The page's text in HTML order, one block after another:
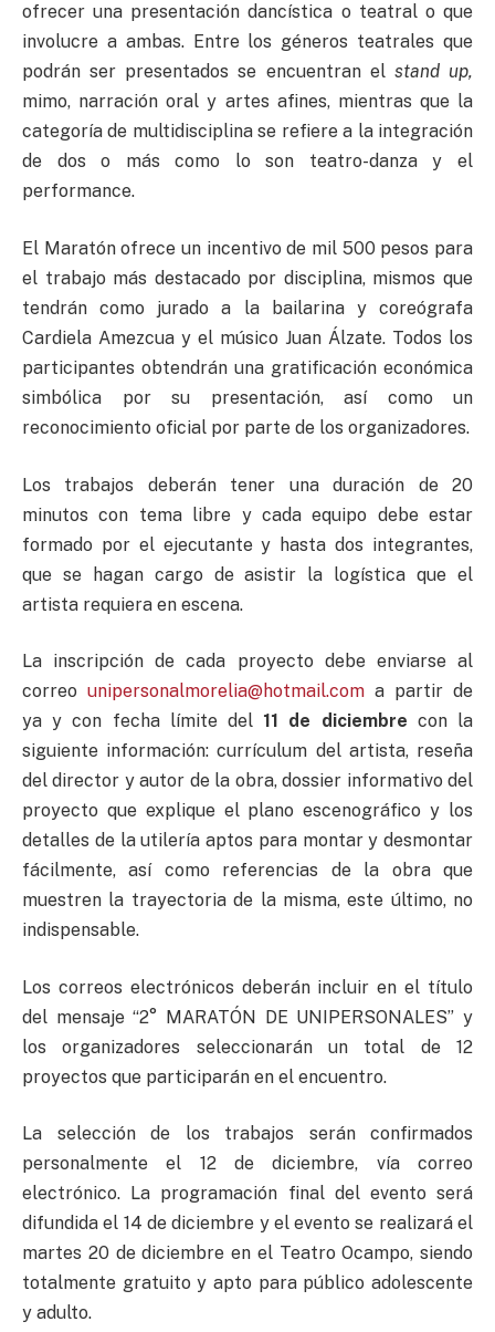
ofrecer una presentación dancística o teatral o que
involucre a ambas. Entre los géneros teatrales que
podrán ser presentados se encuentran el stand up,
mimo, narración oral y artes afines, mientras que la
categoría de multidisciplina se refiere a la integración
de dos o más como lo son teatro-danza y el
performance.
El Maratón ofrece un incentivo de mil 500 pesos para
el trabajo más destacado por disciplina, mismos que
tendrán como jurado a la bailarina y coreógrafa
Cardiela Amezcua y el músico Juan Álzate. Todos los
participantes obtendrán una gratificación económica
simbólica por su presentación, así como un
reconocimiento oficial por parte de los organizadores.
Los trabajos deberán tener una duración de 20
minutos con tema libre y cada equipo debe estar
formado por el ejecutante y hasta dos integrantes,
que se hagan cargo de asistir la logística que el
artista requiera en escena.
La inscripción de cada proyecto debe enviarse al
correo unipersonalmorelia@hotmail.com a partir de
ya y con fecha límite del 11 de diciembre con la
siguiente información: currículum del artista, reseña
del director y autor de la obra, dossier informativo del
proyecto que explique el plano escenográfico y los
detalles de la utilería aptos para montar y desmontar
fácilmente, así como referencias de la obra que
muestren la trayectoria de la misma, este último, no
indispensable.
Los correos electrónicos deberán incluir en el título
del mensaje “2° MARATÓN DE UNIPERSONALES” y
los organizadores seleccionarán un total de 12
proyectos que participarán en el encuentro.
La selección de los trabajos serán confirmados
personalmente el 12 de diciembre, vía correo
electrónico. La programación final del evento será
difundida el 14 de diciembre y el evento se realizará el
martes 20 de diciembre en el Teatro Ocampo, siendo
totalmente gratuito y apto para público adolescente
y adulto.